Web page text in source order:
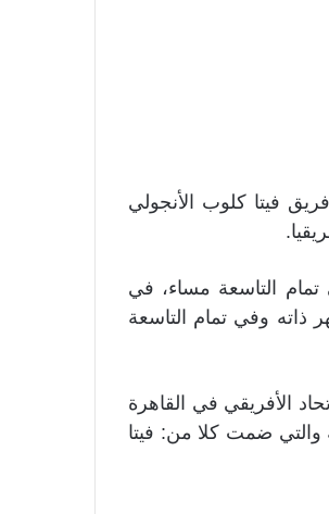
فيتا كلوب الأنجولي
كلوب وفي تمام التاسعة مساء، في
فريق شبيبة الساورة الجزائري يوم ١٨ من الشهر ذاته وفي تمام التاسعة
الأفريقي في القاهرة
والتي ضمت كلا من: فيتا